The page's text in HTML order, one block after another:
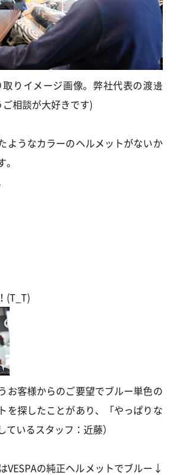
りイメージ画像。弊社代表の渡邊
相談が大好きです)
ようなカラーのヘルメットがないか
(T_T)
お客様からのご要望でブルー単色の
を探したことがあり、「やっぱりな
いるスタッフ：近藤）
VESPAの純正ヘルメットでブルー↓